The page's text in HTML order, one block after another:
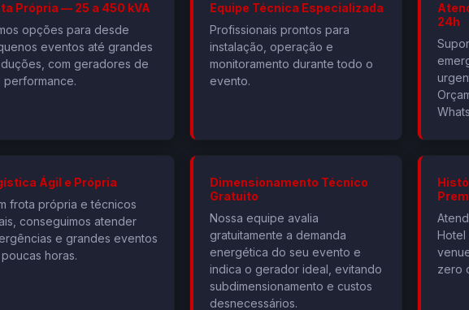
Própria — 25 a 450 kVA
opções para desde
eventos até grandes
com geradores de
performance.
Equipe Técnica Especializada
Profissionais prontos para
instalação, operação e
monitoramento durante todo o
evento.
24h
Ágil e Própria
frota própria e técnicos
conseguimos atender
e grandes eventos
horas.
Dimensionamento Técnico
Gratuito
Nossa equipe avalia
gratuitamente a demanda
energética do seu evento e
indica o gerador ideal, evitando
subdimensionamento e custos
desnecessários.
Hotel
zero